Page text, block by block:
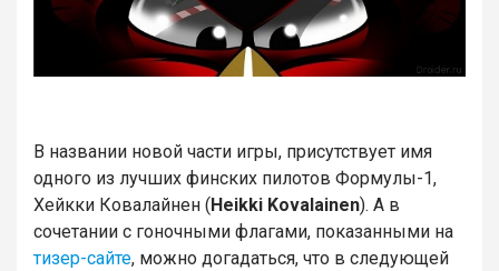
В названии новой части игры, присутствует имя
одного из лучших финских пилотов Формулы-1,
Хейкки Ковалайнен ( Heikki Kovalainen). А в
сочетании с гоночными флагами, показанными на
тизер-сайте, можно догадаться, что в следующей